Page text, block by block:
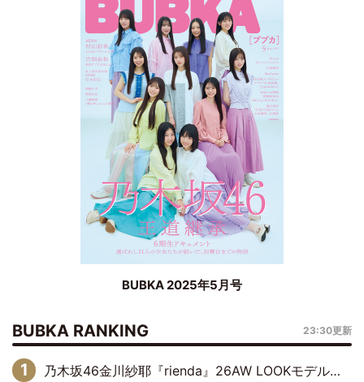
BUBKA 2025年5月号
BUBKA RANKING 23:30更新
乃木坂46金川紗耶『rienda』26AW LOOKモデルに就任